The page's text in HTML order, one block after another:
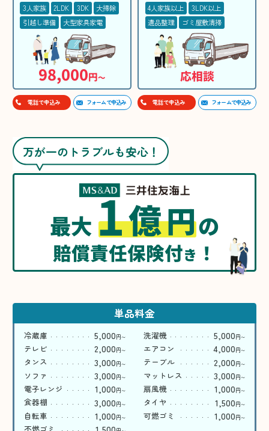
3人家族 2LDK 3DK
大掃除
引越し準備
大型家具家電
98,000円〜
電話で申込み フォームで申込み
4人家族以上
3LDK以上
遺品整理
ゴミ屋敷清掃
応相談
電話で申込み フォームで申込み
万が一のトラブルも安心！
最大1億円の
賠償責任保険付き ！
単品料金
冷蔵庫 5,000円〜 洗濯機 5,000円〜
テレビ 2,000円〜 エアコン 4,000円〜
タンス 3,000円〜 テーブル 2,000円〜
ソファ 3,000円〜 マットレス 3,000円〜
電子レンジ 1,000円〜 扇風機 1,000円〜
食器棚 3,000円〜 タイヤ 1,500円〜
自転車 1,000円〜 可燃ゴミ 1,000円〜